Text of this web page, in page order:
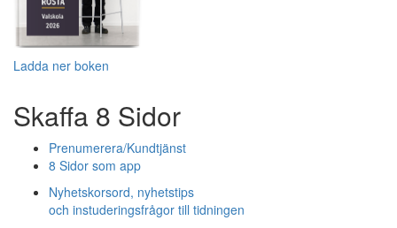
Ladda ner boken
Skaffa 8 Sidor
Prenumerera/Kundtjänst
8 Sidor som app
Nyhetskorsord, nyhetstips
och instuderingsfrågor till tidningen